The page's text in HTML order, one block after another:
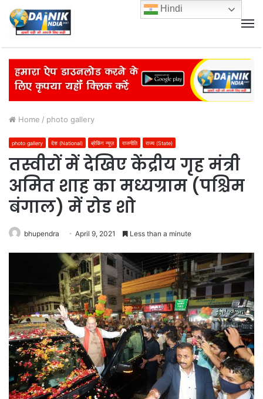
Home / photo gallery
photo gallery देश (National) ब्रेकिंग न्यूज़ राजनीति राज्य (State)
तस्वीरों में देखिए केंद्रीय गृह मंत्री
अमित शाह का मध्यग्राम (पश्चिम
बंगाल) में रोड शो
bhupendra April 9, 2021 Less than a minute
Hindi